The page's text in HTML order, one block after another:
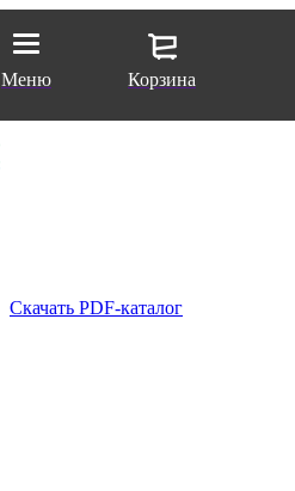
Меню Корзина
Скачать PDF-каталог